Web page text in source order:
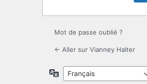
Mot de passe oublié ?
← Aller sur Vianney Halter
Langue